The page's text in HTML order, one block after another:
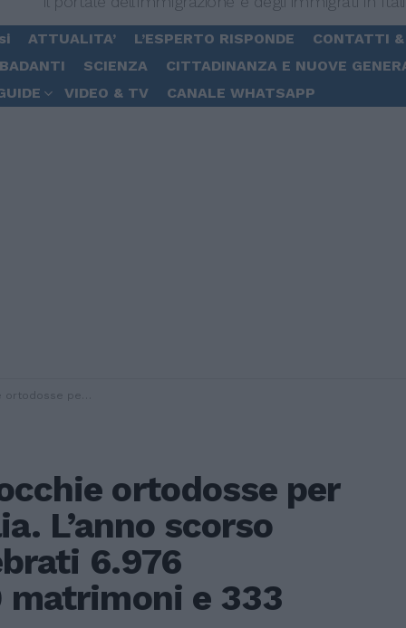
ATTUALITA’ L’ESPERTO RISPONDE
CONTATTI
SCIENZA
CITTADINANZA E NUOVE
VIDEO & TV CANALE WHATSAPP
6.976 battesimi, 620 matrimoni e 333 funerali
ortodosse per
L’anno scorso
6.976
e 333